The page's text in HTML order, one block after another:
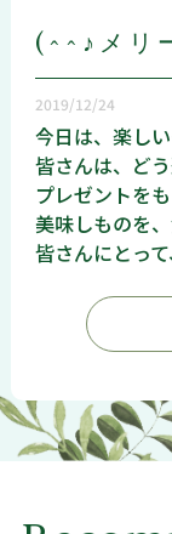
(^^♪メリ
2019/12/24
今日は、楽し
皆さんは、ど
プレゼントを
美味しものを
皆さんにとっ